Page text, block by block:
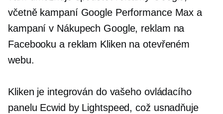
včetně kampaní Google Performance Max a
kampaní v Nákupech Google, reklam na
Facebooku a reklam Kliken na otevřeném
webu.
Kliken je integrován do vašeho ovládacího
panelu Ecwid by Lightspeed, což usnadňuje